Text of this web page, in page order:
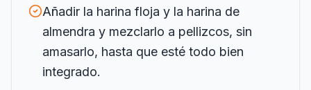
Añadir la harina floja y la harina de
almendra y mezclarlo a pellizcos, sin
amasarlo, hasta que esté todo bien
integrado.